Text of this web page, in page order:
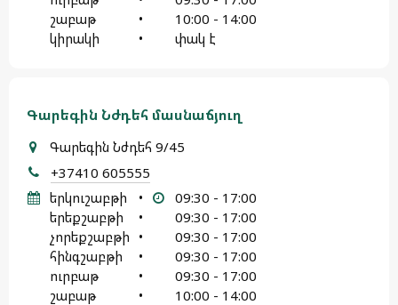
շաբաթ
•
10:00 - 14:00
կիրակի
• փակ է
Գարեգին Նժդեհ մասնաճյուղ
Գարեգին Նժդեհ 9/45
+37410 605555
երկուշաբթի
•
09:30 - 17:00
երեքշաբթի
•
09:30 - 17:00
չորեքշաբթի •
09:30 - 17:00
հինգշաբթի
•
09:30 - 17:00
ուրբաթ
•
09:30 - 17:00
շաբաթ
•
10:00 - 14:00